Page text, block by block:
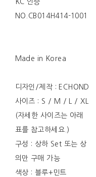
KC 인증
NO.CB014H414-1001
Made in Korea
디자인/제작 : ECHOND
사이즈 : S / M / L / XL
(자세한 사이즈는 아래
표를 참고하세요.)
구성 : 상하 Set 또는 상
의만 구매 가능
색상 : 블루+민트